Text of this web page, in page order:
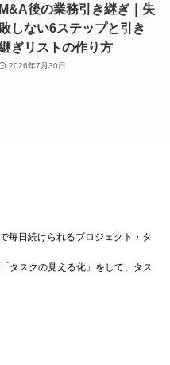
M&A後の業務引き継ぎ｜失
敗しない6ステップと引き
ぎリストの作り方
2026年7月30日
毎日続けられるプロジェクト・タ
タスクの見える化」をして、タス